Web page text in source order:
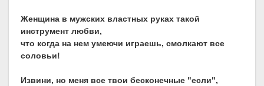
Женщина в мужских властных руках такой
инструмент любви,
что когда на нем умеючи играешь, смолкают все
соловьи!
Извини, но меня все твои бесконечные "если",